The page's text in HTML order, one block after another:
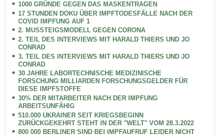
1000 GRÜNDE GEGEN DAS MASKENTRAGEN
17 STUNDEN DOKU ÜBER IMPFTODESFÄLLE NACH DER
COVID IMPFUNG AUF 1
2. MUSSTEIGSMODELL GEGEN CORONA
2. TEIL DES INTERVIEWS MIT HARALD THIERS UND JO
CONRAD
3. TEIL DES INTERVIEWS MIT HARALD THIERS UND JO
CONRAD
30 JAHRE LABORTECHNISCHE MEDIZINISCHE
FORSCHUNG MILLIARDEN FORSCHUNGSGELDER FÜR
DIESE IMPFSTOFFE
30% DER MITARBEITER NACH DER IMPFUNG
ARBEITSUNFÄHIG
510.000 UKRAINER SEIT KRIEGSBEGINN
ZURÜCKGEKEHRT STEHT IN DER "WELT" VOM 28.3.2022
800 000 BERLINER SIND BEI IMPFAUFRUF LEIDER NICHT